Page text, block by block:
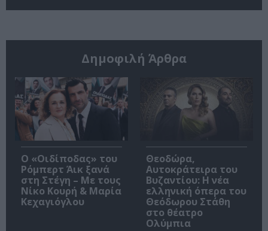
Δημοφιλή Άρθρα
O «Οιδίποδας» του
Ρόμπερτ Άικ ξανά
στη Στέγη – Με τους
Νίκο Κουρή & Μαρία
Κεχαγιόγλου
Θεοδώρα,
Αυτοκράτειρα του
Βυζαντίου: Η νέα
ελληνική όπερα του
Θεόδωρου Στάθη
στο θέατρο
Ολύμπια